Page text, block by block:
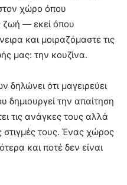
χώρο όπου
ζωή — εκεί όπου
και μοιραζόμαστε τις
μας: την κουζίνα.
ότι μαγειρεύει
δημιουργεί την απαίτηση
τις ανάγκες τους αλλά
στιγμές τους. Ένας χώρος
και ποτέ δεν είναι